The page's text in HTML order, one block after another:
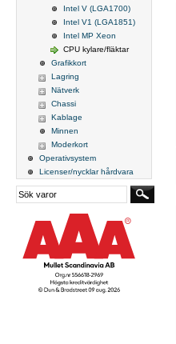
Intel V (LGA1700)
Intel V1 (LGA1851)
Intel MP Xeon
CPU kylare/fläktar
Grafikkort
Lagring
Nätverk
Chassi
Kablage
Minnen
Moderkort
Operativsystem
Licenser/nycklar hårdvara